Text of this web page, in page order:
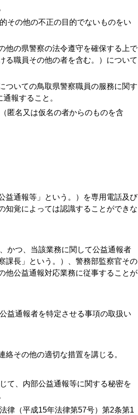
の他の不正の目的でないものをい
の県警察の法令遵守を確保する上で
る職員その他の者を含む。）について
いての鳥取県警察職員の服務に関す
報すること。
匿名又は仮名の者からのものを含
益通報等」という。）を専用電話及び
知覚によっては認識することができな
かつ、当該業務に関して公益通報者
課長」という。）、警務部監察官その
他公益通報対応業務に従事することが
益通報者を特定させる事項の取扱い
その他の適切な措置を講じる。
て、内部公益通報等に関する秘密を
律（平成15年法律第57号）第2条第1